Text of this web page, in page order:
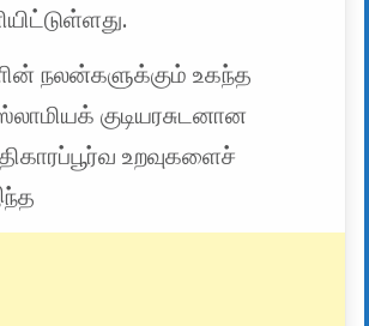
நலன்களுக்கும் உகந்த
குடியரசுடனான
உறவுகளைச்